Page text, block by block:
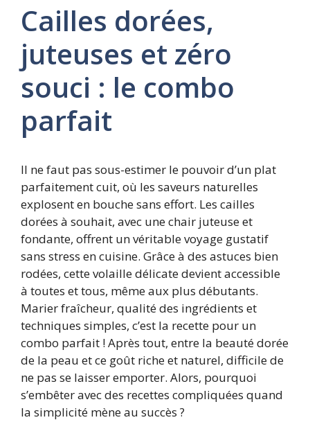
Cailles dorées,
juteuses et zéro
souci : le combo
parfait
Il ne faut pas sous-estimer le pouvoir d’un plat
parfaitement cuit, où les saveurs naturelles
explosent en bouche sans effort. Les cailles
dorées à souhait, avec une chair juteuse et
fondante, offrent un véritable voyage gustatif
sans stress en cuisine. Grâce à des astuces bien
rodées, cette volaille délicate devient accessible
à toutes et tous, même aux plus débutants.
Marier fraîcheur, qualité des ingrédients et
techniques simples, c’est la recette pour un
combo parfait ! Après tout, entre la beauté dorée
de la peau et ce goût riche et naturel, difficile de
ne pas se laisser emporter. Alors, pourquoi
s’embêter avec des recettes compliquées quand
la simplicité mène au succès ?